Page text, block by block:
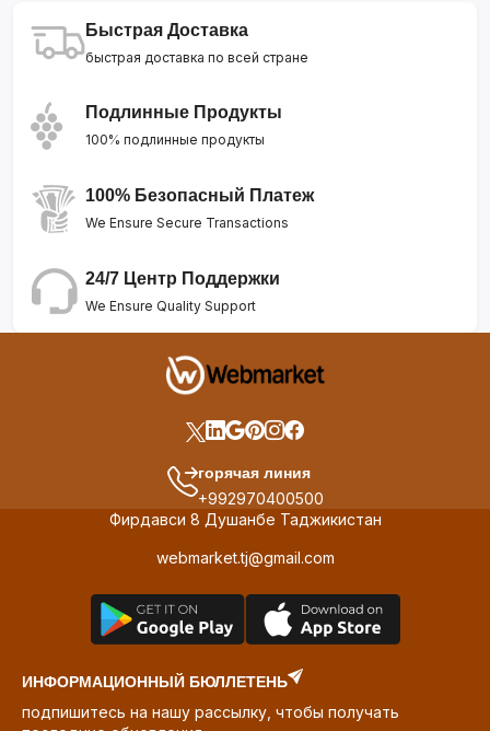
Быстрая Доставка
быстрая доставка по всей стране
Подлинные Продукты
100% подлинные продукты
100% Безопасный Платеж
We Ensure Secure Transactions
24/7 Центр Поддержки
We Ensure Quality Support
горячая линия
+992970400500
Фирдавси 8 Душанбе Таджикистан
webmarket.tj@gmail.com
ИНФОРМАЦИОННЫЙ БЮЛЛЕТЕНЬ
подпишитесь на нашу рассылку, чтобы получать